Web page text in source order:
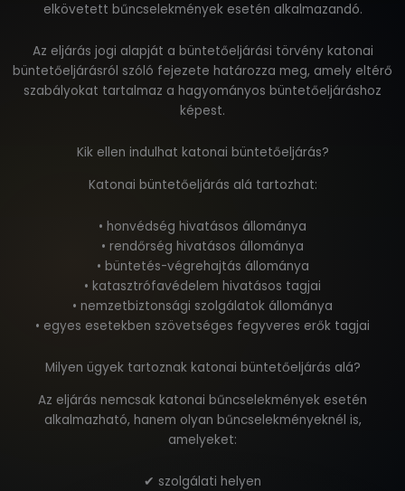
elkövetett bűncselekmények esetén alkalmazandó.
Az eljárás jogi alapját a büntetőeljárási törvény katonai
büntetőeljárásról szóló fejezete határozza meg, amely eltérő
szabályokat tartalmaz a hagyományos büntetőeljáráshoz
képest.
Kik ellen indulhat katonai büntetőeljárás?
Katonai büntetőeljárás alá tartozhat:
• honvédség hivatásos állománya
• rendőrség hivatásos állománya
• büntetés-végrehajtás állománya
• katasztrófavédelem hivatásos tagjai
• nemzetbiztonsági szolgálatok állománya
• egyes esetekben szövetséges fegyveres erők tagjai
Milyen ügyek tartoznak katonai büntetőeljárás alá?
Az eljárás nemcsak katonai bűncselekmények esetén
alkalmazható, hanem olyan bűncselekményeknél is,
amelyeket:
✔ szolgálati helyen